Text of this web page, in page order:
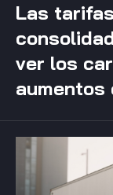
Las
ver los
aumentos